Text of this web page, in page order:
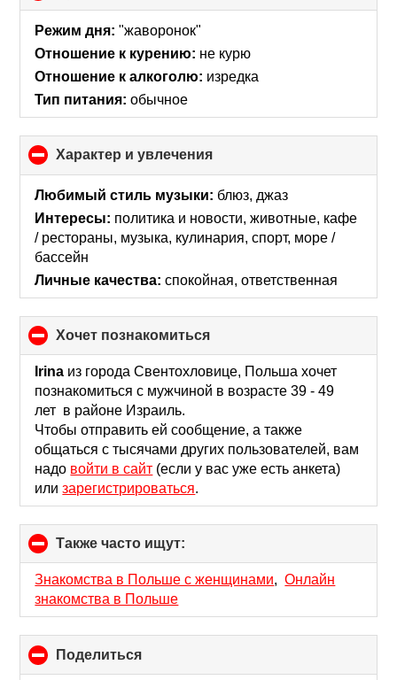
to
collapse
Режим дня: "жаворонок"
Отношение к курению: не курю
Отношение к алкоголю: изредка
Тип питания: обычное
Характер и увлечения
to
collapse
contents
Любимый стиль музыки: блюз, джаз
Интересы: политика и новости, животные, кафе
/ рестораны, музыка, кулинария, спорт, море /
бассейн
Личные качества: спокойная, ответственная
хочет познакомиться
to
collapse
contents
Irina из города Свентохловице, Польша хочет
познакомиться с мужчиной в возрасте 39 - 49
лет в районе Израиль.
Чтобы отправить ей сообщение, а также
общаться с тысячами других пользователей, вам
надо войти в сайт (если у вас уже есть анкета)
илизарегистрироваться.
Также часто ищут:
to
collapse
Знакомства в Польше с женщинами,Онлайн
знакомства в Польше
Поделиться
to